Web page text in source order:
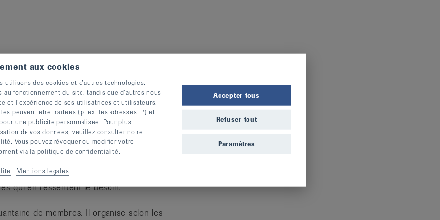
de transmettre des informations et de
qui en ressentent le besoin.
de membres. Il organise selon les
aux cookies
utilisons des cookies et d’autres technologies.
fonctionnement du site, tandis que d’autres nous
et l’expérience de ses utilisatrices et utilisateurs.
peuvent être traitées (p. ex. les adresses IP) et
une publicité personnalisée. Pour plus
de vos données, veuillez consulter notre
Vous pouvez révoquer ou modifier votre
via la politique de confidentialité.
Mentions légales
Accepter tous
Refuser tout
Paramètres